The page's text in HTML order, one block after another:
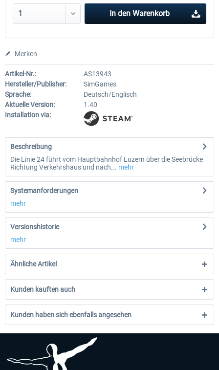
In den Warenkorb
Merken
Artikel-Nr.:
AS13943
Hersteller/Publisher:
SimGames
Sprache:
Deutsch/Englisch
Aktuelle Version:
1.40
Installation via:
Beschreibung
Die Linie 24 führt vom Hauptbahnhof Luzern über die Seebrücke
Richtung Verkehrshaus und nach... mehr
Systemanforderungen
mehr
Versionshistorie
mehr
Ähnliche Artikel
Kunden kauften auch
Kunden haben sich ebenfalls angesehen